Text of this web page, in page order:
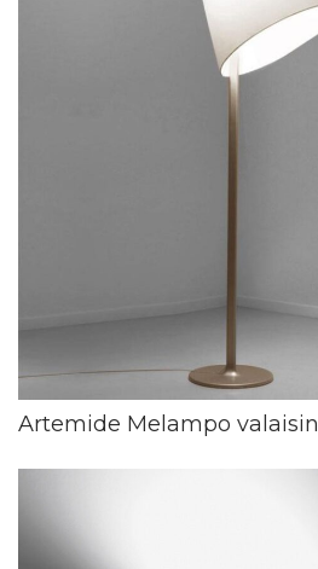
Artemide Melampo valaisin